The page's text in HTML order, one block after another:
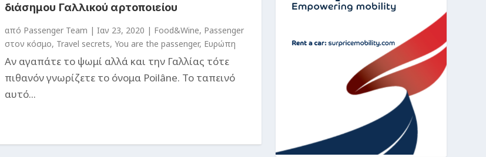
διάσημου Γαλλικού αρτοποιείου
από Passenger Team | Ιαν 23, 2020 | Food&Wine, Passenger
στον κόσμο, Travel secrets, You are the passenger, Ευρώπη
Αν αγαπάτε το ψωμί αλλά και την Γαλλίας τότε
πιθανόν γνωρίζετε το όνομα Poilâne. Το ταπεινό
αυτό...